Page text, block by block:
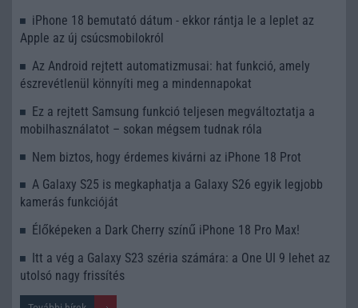
iPhone 18 bemutató dátum - ekkor rántja le a leplet az
Apple az új csúcsmobilokról
Az Android rejtett automatizmusai: hat funkció, amely
észrevétlenül könnyíti meg a mindennapokat
Ez a rejtett Samsung funkció teljesen megváltoztatja a
mobilhasználatot – sokan mégsem tudnak róla
Nem biztos, hogy érdemes kivárni az iPhone 18 Prot
A Galaxy S25 is megkaphatja a Galaxy S26 egyik legjobb
kamerás funkcióját
Élőképeken a Dark Cherry színű iPhone 18 Pro Max!
Itt a vég a Galaxy S23 széria számára: a One UI 9 lehet az
utolsó nagy frissítés